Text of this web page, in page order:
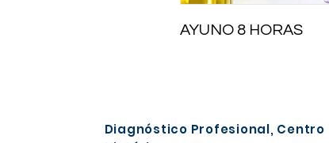
AYUNO 8 HORAS
Diagnóstico Profesional, Centro